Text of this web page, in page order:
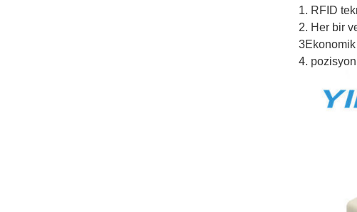
1. RFID
2. Her bir
4.